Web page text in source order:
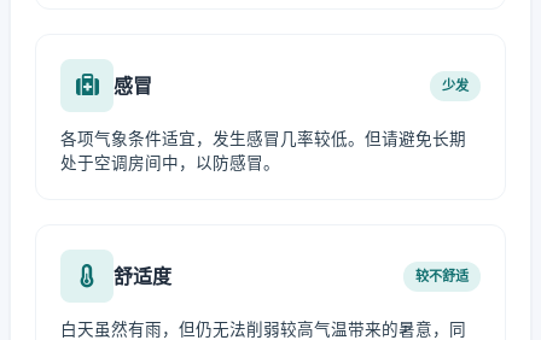
感冒 少发
各项气象条件适宜，发生感冒几率较低。但请避免长期
处于空调房间中，以防感冒。
舒适度 较不舒适
白天虽然有雨，但仍无法削弱较高气温带来的暑意，同